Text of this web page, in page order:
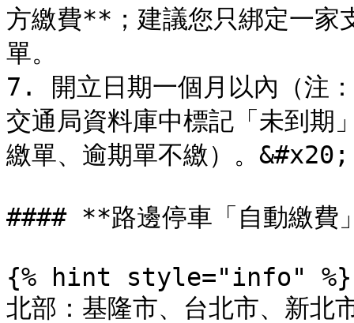
方繳費**；建議您只綁定一家
單。
7. 開立日期一個月以內（注
交通局資料庫中標記「未到期
繳單、逾期單不繳）。&#x20;
#### **路邊停車「自動繳費
{% hint style="info" %}
北部：基隆市、台北市、新北